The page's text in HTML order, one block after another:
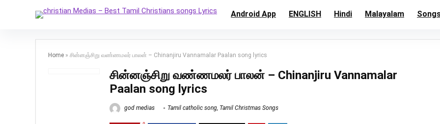
Android App ENGLISH Hindi Malayalam
Home » சின்னஞ்சிறு வண்ணமலர் பாலன் – Chinanjiru Vannamalar Paalan song lyrics
சின்னஞ்சிறு வண்ணமலர் பாலன் – Chinanjiru Vannamalar
Paalan song lyrics
god medias Tamil catholic song, Tamil Christmas Songs